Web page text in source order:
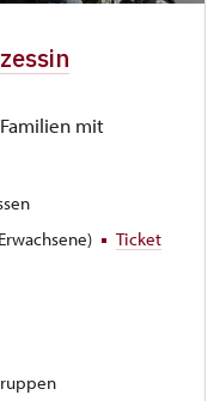
mit
Ticket